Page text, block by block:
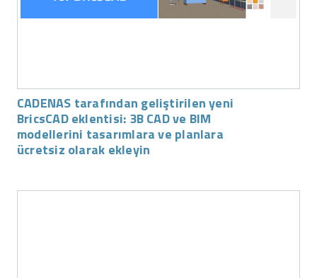
CADENAS tarafından geliştirilen yeni
BricsCAD eklentisi: 3B CAD ve BIM
modellerini tasarımlara ve planlara
ücretsiz olarak ekleyin